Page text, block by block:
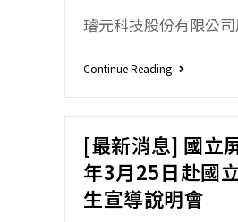
璿元科技股份有限公
Continue Reading
[最新消息] 國立
年3月25日赴國
生宣導說明會